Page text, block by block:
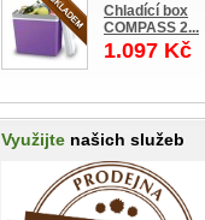
Chladící box
COMPASS 2...
1.097 Kč
Využijte našich služeb